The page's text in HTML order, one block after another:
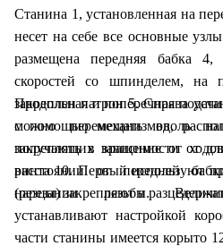
Станина 1, установленная на
несет на себе все основные
размещена передняя бабка
скоростей со шпинделем, на
закреплен патрон 5. Справа
можно перемещать вдоль
закреплять в зависимости от
расстоянии от передней
(резцы) закрепляют в
Продольная и поперечная
с помощью механизмов,
получающих вращение от
винта 10. Первый используют
нарезании резьбы.
устанавливают настройкой
части станины имеется корыто